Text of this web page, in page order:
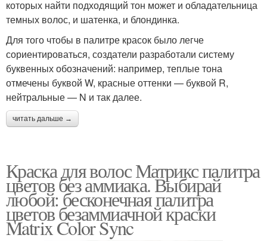
которых найти подходящий тон может и обладательница
темных волос, и шатенка, и блондинка.
Для того чтобы в палитре красок было легче
сориентироваться, создатели разработали систему
буквенных обозначений: например, теплые тона
отмечены буквой W, красные оттенки — буквой R,
нейтральные — N и так далее.
читать дальше →
Краска для волос Матрикс палитра
цветов без аммиака. Выбирай
любой: бесконечная палитра
цветов безаммиачной краски
Matrix Color Sync